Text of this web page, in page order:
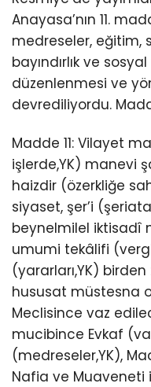
Anayasa’nın 11.
medreseler, eğitim,
bayındırlık ve
düzenlenmesi ve
devrediliyordu.
Madde 11: Vilayet
işlerde,YK) manevi
haizdir (özerkliğe
siyaset, şer’i
beynelmilel iktisadî
umumi tekâlifi
(yararları,YK)
hususat müstesna
Meclisince vaz
mucibince Evkaf
(medreseler,YK),
Nafia ve